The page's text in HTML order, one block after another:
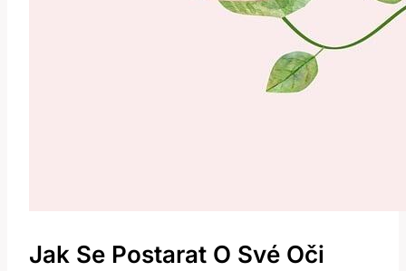
Jak Se⁣ Postarat O Své Oči⁣